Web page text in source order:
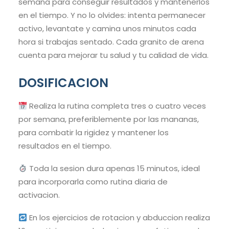
en el tiempo. Y no lo olvides: intenta permanecer
activo, levantate y camina unos minutos cada
hora si trabajas sentado. Cada granito de arena
cuenta para mejorar tu salud y tu calidad de vida.
DOSIFICACION
Realiza la rutina completa tres o cuatro veces
por semana, preferiblemente por las mananas,
para combatir la rigidez y mantener los
resultados en el tiempo.
Toda la sesion dura apenas 15 minutos, ideal
para incorporarla como rutina diaria de
activacion.
En los ejercicios de rotacion y abduccion realiza